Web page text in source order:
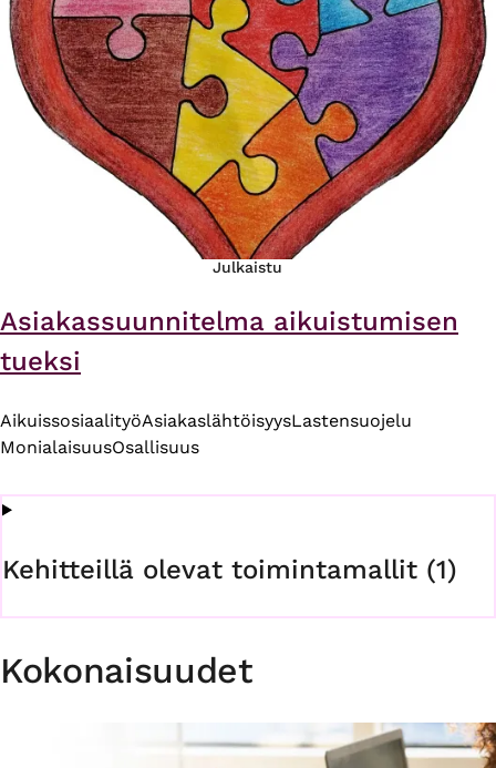
Julkaistu
Asiakassuunnitelma aikuistumisen
tueksi
AikuissosiaalityöAsiakaslähtöisyysLastensuojelu
MonialaisuusOsallisuus
Kehitteillä olevat toimintamallit (1)
Kokonaisuudet